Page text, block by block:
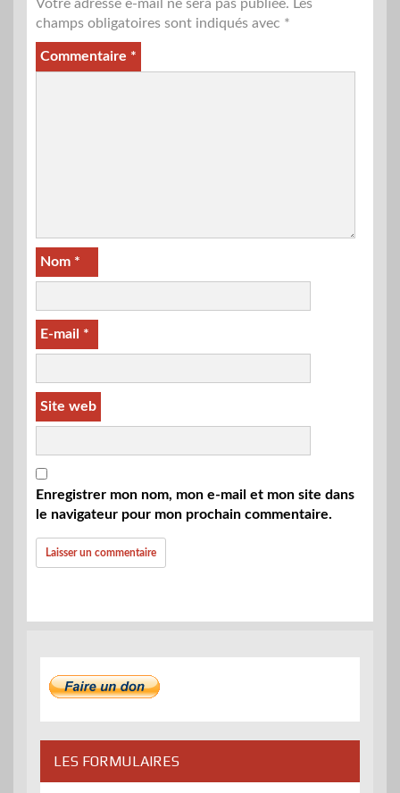
Votre adresse e-mail ne sera pas publiée. Les
champs obligatoires sont indiqués avec *
Commentaire *
Nom *
E-mail *
Site web
Enregistrer mon nom, mon e-mail et mon site dans
le navigateur pour mon prochain commentaire.
LES FORMULAIRES